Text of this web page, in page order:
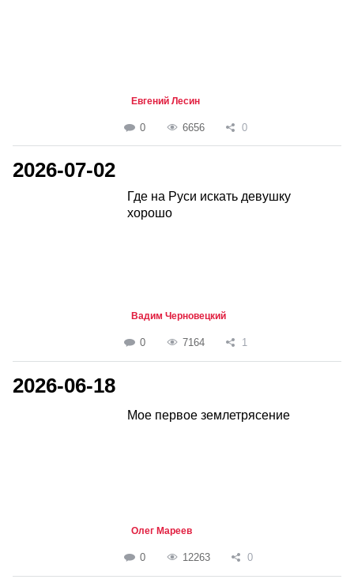
Евгений Лесин
0 6656 0
2026-07-02
Где на Руси искать девушку
хорошо
Вадим Черновецкий
0 7164 1
2026-06-18
Мое первое землетрясение
Олег Мареев
0 12263 0